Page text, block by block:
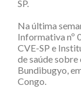
SP.
Na última
Informativa nº
CVE-SP e
de saúde
Bundibugyo,
Congo.